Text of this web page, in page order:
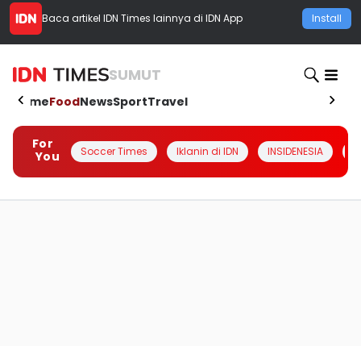
Baca artikel IDN Times lainnya di IDN App Install
SUMUT
HomeFoodNewsSportTravel
For
You
Soccer Times Iklanin di IDN INSIDENESIA